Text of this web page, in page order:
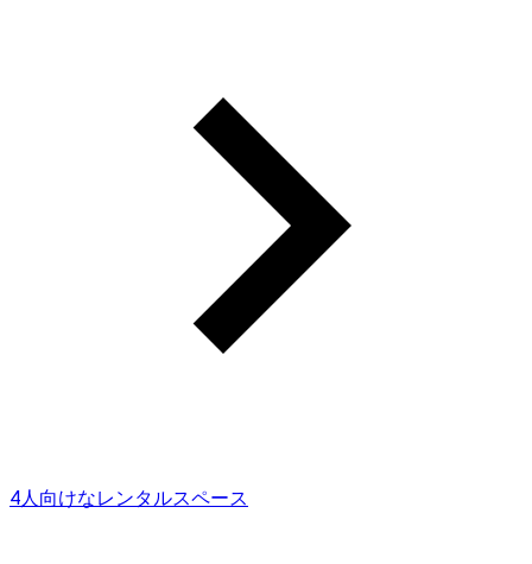
4人向けなレンタルスペース